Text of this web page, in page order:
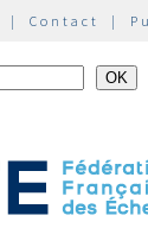
| Contact |